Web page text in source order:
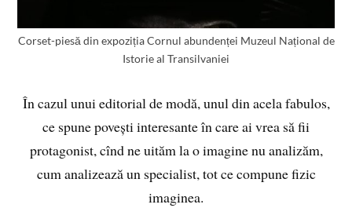
Corset-piesă din expoziția Cornul abundenței Muzeul Național de
Istorie al Transilvaniei
În cazul unui editorial de modă, unul din acela fabulos,
ce spune povești interesante în care ai vrea să fii
protagonist, cînd ne uităm la o imagine nu analizăm,
cum analizează un specialist, tot ce compune fizic
imaginea.